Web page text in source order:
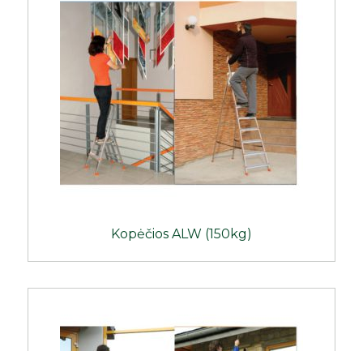
Kopėčios ALW (150kg)